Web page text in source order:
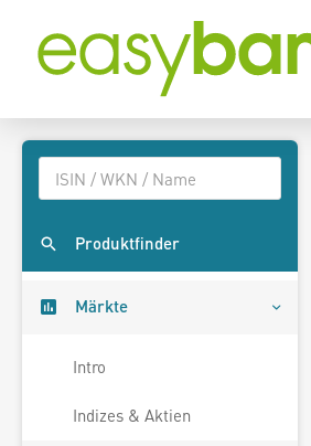
Produktfinder
Märkte
Intro
Indizes & Aktien